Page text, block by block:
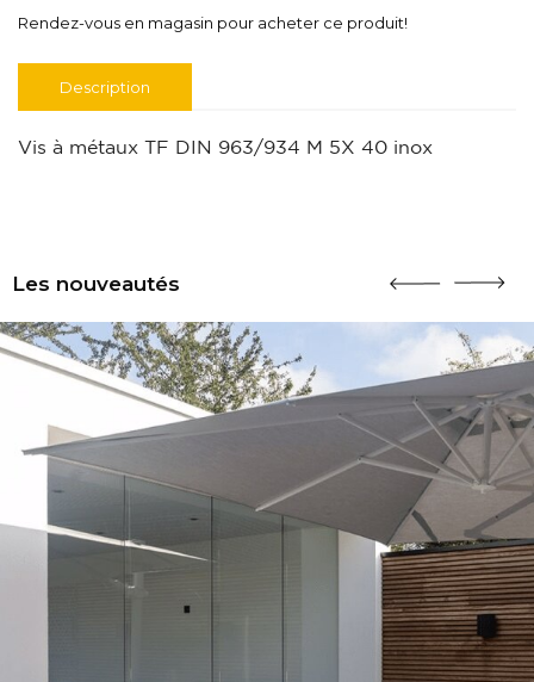
Rendez-vous en magasin pour acheter ce produit!
Description
Vis à métaux TF DIN 963/934 M 5X 40 inox
Les nouveautés